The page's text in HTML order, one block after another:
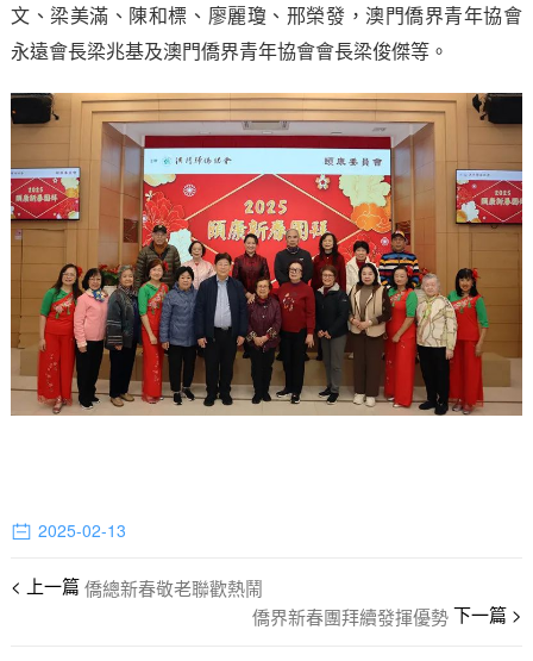
文、梁美滿、陳和標、廖麗瓊、邢榮發，澳門僑界青年協會
永遠會長梁兆基及澳門僑界青年協會會長梁俊傑等。
2025-02-13
僑總新春敬老聯歡熱鬧
僑界新春團拜續發揮優勢